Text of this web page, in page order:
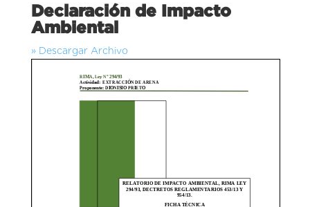
Declaración de Impacto
Ambiental
» Descargar Archivo